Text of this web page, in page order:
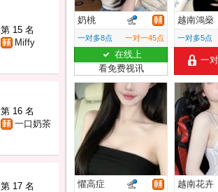
第 15 名
Miffy
第 16 名
一口奶茶
第 17 名
奶桃
一对多8点 一对一45点
在线上
看免费视讯
越南鴻燊
一对多5点
一
懼高症 越南花卉